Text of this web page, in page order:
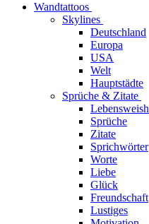
Wandtattoos
Skylines
Deutschland
Europa
USA
Welt
Hauptstädte
Sprüche & Zitate
Sprüche
Zitate
Sprichwörter
Worte
Liebe
Glück
Freundschaft
Lustiges